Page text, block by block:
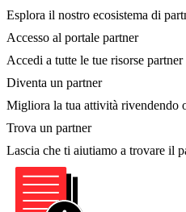
Esplora il nostro ecosistema di
Accesso al portale partner
Accedi a tutte le tue risorse
Diventa un partner
Migliora la tua attività rivendendo
Trova un partner
Lascia che ti aiutiamo a trovare il